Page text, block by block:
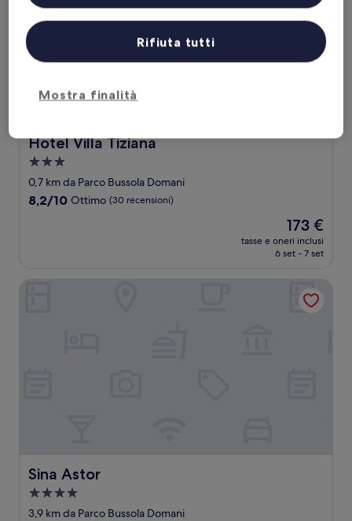
Hotel Villa Tiziana
Hotel Villa Tiziana
Struttura
a
3.0
0,7 km da Parco Bussola Domani
8.2
8,2/10 Ottimo (30 recensioni)
Il
prezzo
attuale
173 €
173 €
tasse e oneri inclusi
6 set - 7 set
Sina Astor
Sina Astor
Struttura
a
3,9 km da Parco Bussola Domani
Mostra finalità
Rifiuta tutti